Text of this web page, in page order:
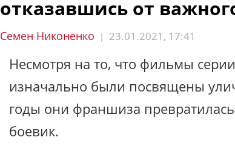
отказавшись от
Семен Никоненко | 23.01.2021, 17:41
Несмотря на то, что фильмы
изначально были посвящены
годы они франшиза
боевик.